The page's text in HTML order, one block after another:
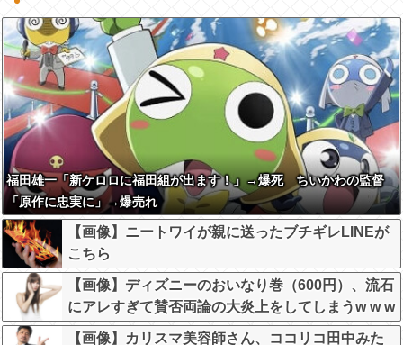
福田雄一「新ケロロに福田組が出ます！」→爆死 ちいかわの監督
「原作に忠実に」→爆売れ
【画像】ニートワイが親に送ったブチギレLINEが
こちら
【画像】ディズニーのおいなり巻（600円）、流石
にアレすぎて賛否両論の大炎上をしてしまうw w w
w w w w
【画像】カリスマ美容師さん、ココリコ田中みた